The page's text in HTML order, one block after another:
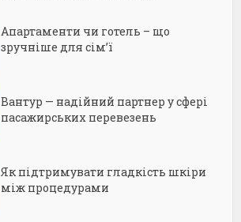
Апартаменти чи готель – що
зручніше для сім’ї
Вантур — надійний партнер у сфері
пасажирських перевезень
Як підтримувати гладкість шкіри
між процедурами